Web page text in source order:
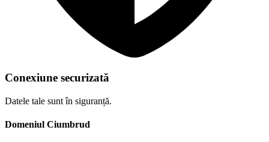
Conexiune securizată
Datele tale sunt în siguranță.
Domeniul Ciumbrud